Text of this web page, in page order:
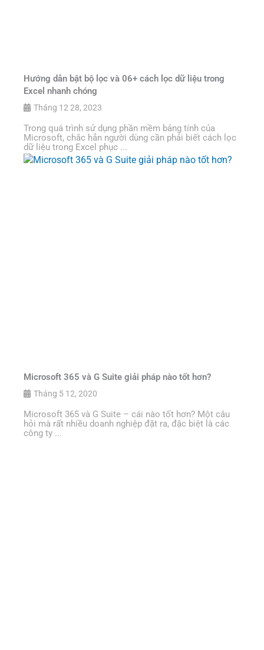
Hướng dẫn bật bộ lọc và 06+ cách lọc dữ liệu trong
Excel nhanh chóng
Tháng 12 28, 2023
Trong quá trình sử dụng phần mềm bảng tính của
Microsoft, chắc hẳn người dùng cần phải biết cách lọc
dữ liệu trong Excel phục ...
Microsoft 365 và G Suite giải pháp nào tốt hơn?
Tháng 5 12, 2020
Microsoft 365 và G Suite – cái nào tốt hơn? Một câu
hỏi mà rất nhiều doanh nghiệp đặt ra, đặc biệt là các
công ty ...